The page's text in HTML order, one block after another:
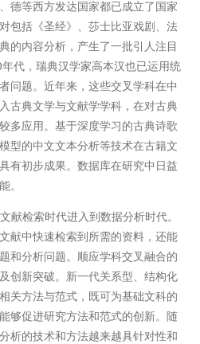
德等西方发达国家都已成立了国家
包括《圣经》、莎士比亚戏剧、法
的内容分析，产生了一批引人注目
代，瑞典汉学家高本汉也已运用统
问题。近年来，这些交叉学科在中
古典文学与文献学学科，在对古典
多应用。基于深度学习的古典诗歌
型的中文文本分析等技术在古籍文
有初步成果。数据库在研究中日益
。
献检索时代进入到数据分析时代。
献中快速检索到所需的资料，还能
和分析问题。顺应学科交叉融合的
创新突破。新一代关系型、结构化
关方法与范式，既可为基础文科的
够促进研究方法和范式的创新。随
析的技术和方法越来越具针对性和